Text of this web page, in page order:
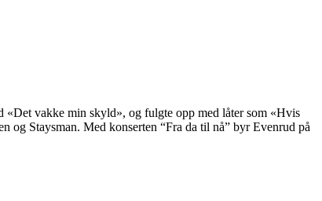
«Det vakke min skyld», og fulgte opp med låter som «Hvis
og Staysman. Med konserten “Fra da til nå” byr Evenrud på